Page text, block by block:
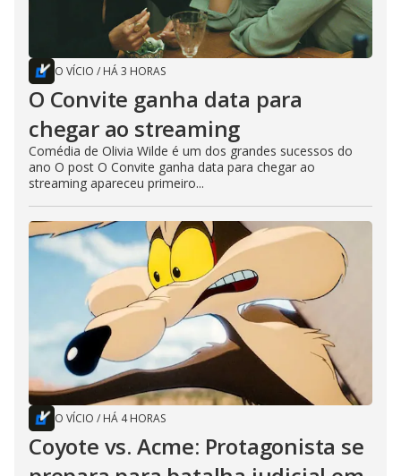
O VÍCIO / HÁ 3 HORAS
O Convite ganha data para
chegar ao streaming
Comédia de Olivia Wilde é um dos grandes sucessos do
ano O post O Convite ganha data para chegar ao
streaming apareceu primeiro...
O VÍCIO / HÁ 4 HORAS
Coyote vs. Acme: Protagonista se